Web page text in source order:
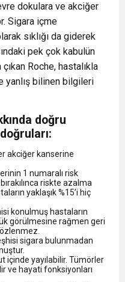
dokulara ve akciğer
Sigara içme
sıklığı da giderek
pek çok kabulün
Roche, hastalıkla
yanlış bilinen bilgileri
doğru
akciğer kanserine
1 numaralı risk
riskte azalma
yaklaşık %15’i hiç
konulmuş hastaların
görülmesine rağmen geri
sigara bulunmadan
içinde yayılabilir. Tümörler
ve hayati fonksiyonları